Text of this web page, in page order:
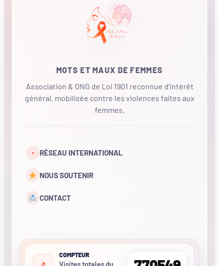
MOTS ET MAUX DE FEMMES
Association & ONG de Loi 1901 reconnue d'intérêt
général, mobilisée contre les violences faites aux
femmes.
• RÉSEAU INTERNATIONAL
NOUS SOUTENIR
CONTACT
COMPTEUR
Visites totales du